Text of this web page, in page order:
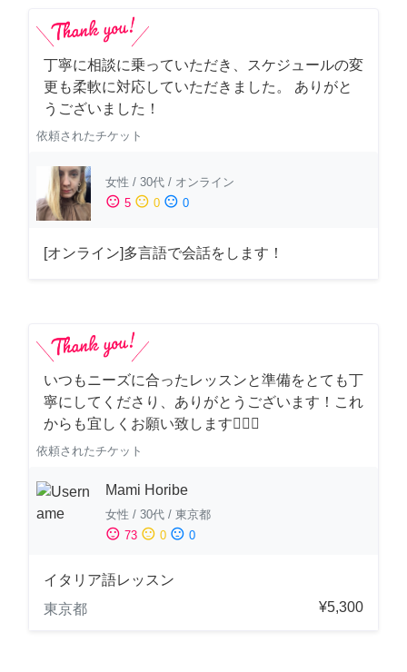
丁寧に相談に乗っていただき、スケジュールの変
更も柔軟に対応していただきました。 ありがと
うございました！
依頼されたチケット
女性 / 30代 / オンライン
sentiment_satisfied 5 sentiment_neutral 0 sentiment_dissatisfied 0
[オンライン]多言語で会話をします！
いつもニーズに合ったレッスンと準備をとても丁
寧にしてくださり、ありがとうございます！これ
からも宜しくお願い致します🙇‍♀️✨
依頼されたチケット
Mami Horibe
女性 / 30代 / 東京都
sentiment_satisfied 73 sentiment_neutral 0 sentiment_dissatisfied 0
イタリア語レッスン
東京都
¥5,300